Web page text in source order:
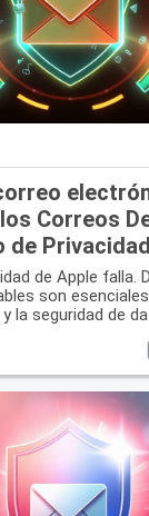
Correos
de
de Apple falla.
son
la seguridad de